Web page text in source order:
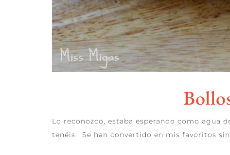
Lo reconozco, estaba esperando como agua
tenéis. Se han convertido en mis favoritos